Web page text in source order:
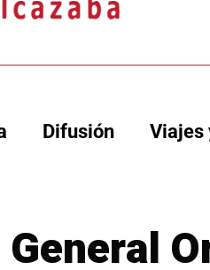
Difusión Viajes